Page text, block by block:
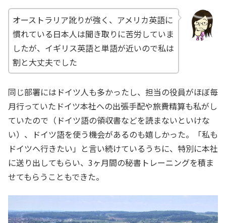
オーストラリア訛りが強く、アメリカ英語に
慣れている日本人は聞き取りに苦労していま
したが、イギリス英語と単語が近いので私は
割と大丈夫でした
同じ部署にはドイツ人も多かったし、担当の役員がほぼ毎
月行っていたドイツ本社への出張手配や旅費精算も私がし
ていたので（ドイツ語の領収書などを読まないといけな
い）、ドイツ語を使う機会があるのも嬉しかった。「私も
ドイツへ行きたい」と言い続けているうちに、特別に本社
に送り出してもらい、3ヶ月間の秘書トレーニングを積ま
せてもらうこともできた。